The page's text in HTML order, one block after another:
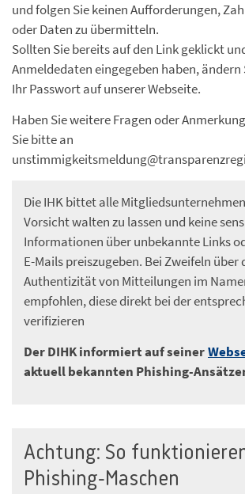
und folgen Sie keinen Aufforderungen,
oder Daten zu übermitteln.
Sollten Sie bereits auf den Link geklickt
Anmeldedaten eingegeben haben, ändern
Ihr Passwort auf unserer Webseite.
Haben Sie weitere Fragen oder
Sie bitte an
Die IHK bittet alle
Vorsicht walten zu lassen und keine
Informationen über unbekannte Links
E-Mails preiszugeben. Bei Zweifeln über
Authentizität von Mitteilungen im
empfohlen, diese direkt bei der
verifizieren
Der DIHK informiert auf seiner
aktuell bekannten Phishing-
Achtung: So
Phishing-Maschen